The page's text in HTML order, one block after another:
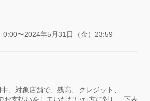
0:00〜2024年5月31日（金）23:59
、対象店舗で、残高、クレジット、
お支払いをしていただいた方に対し、下表